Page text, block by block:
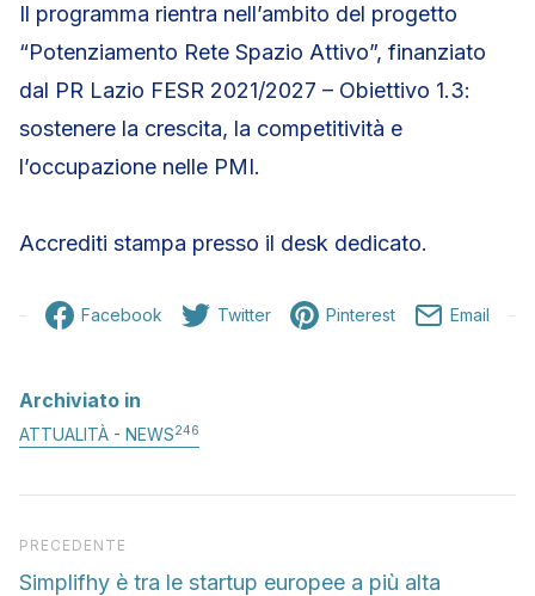
Il programma rientra nell’ambito del progetto
“Potenziamento Rete Spazio Attivo”, finanziato
dal PR Lazio FESR 2021/2027 – Obiettivo 1.3:
sostenere la crescita, la competitività e
l’occupazione nelle PMI.
Accrediti stampa presso il desk dedicato.
Facebook Twitter Pinterest Email
Archiviato in
ATTUALITÀ - NEWS246
Articolo precedente
PRECEDENTE
Simplifhy è tra le startup europee a più alta